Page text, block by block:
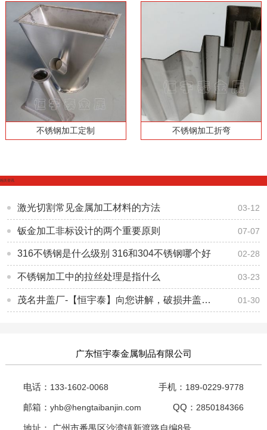
不锈钢加工定制 不锈钢加工折弯
相关资讯
激光切割常见金属加工材料的方法 03-12
钣金加工非标设计的两个重要原则 07-07
316不锈钢是什么级别 316和304不锈钢哪个好 02-28
不锈钢加工中的拉丝处理是指什么 03-23
茂名井盖厂-【恒宇泰】向您讲解，破损井盖如何进行修补？ 01-30
广东恒宇泰金属制品有限公司
电话： 133-1602-0068 手机： 189-0229-9778
邮箱： yhb@hengtaibanjin.com QQ： 2850184366
地址： 广州市番禺区沙湾镇新渡路自编8号